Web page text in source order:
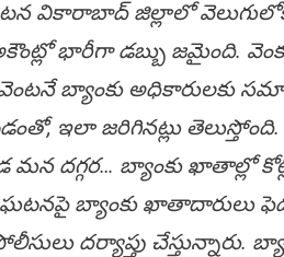
వికారాబాద్ జిల్లాలో
భారీగా డబ్బు జమైంది.
బ్యాంకు అధికారులకు
ఇలా జరిగినట్లు
మన దగ్గర… బ్యాంకు ఖాతాల్లో
బ్యాంకు ఖాతాదారులు
దర్యాప్తు చేస్తున్నారు.